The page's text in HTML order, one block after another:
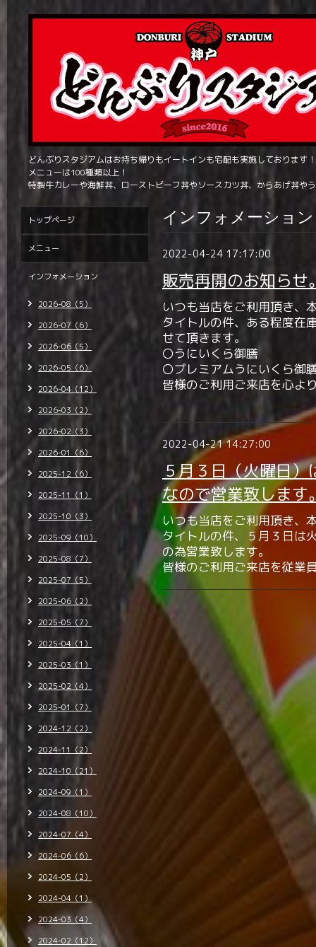
どんぶりスタジアムはお持ち帰りもイートインも宅配も実施しております！
メニューは100種類以上！
特製牛カレーや海鮮丼、ローストビーフ丼やソースカツ丼、からあげ丼や
インフォメーション
2022-04-24 17:17:00
販売再開のお知らせ
いつも当店をご利用頂き、
タイトルの件、ある程度在
せて頂きます。
〇うにいくら御膳
〇プレミアムうにいくら御
皆様のご利用ご来店を心よ
2022-04-21 14:27:00
５月３日（火曜日
なので営業致します
いつも当店をご利用頂き、
タイトルの件、５月３日は
の為営業致します。
皆様のご利用ご来店を従業
トップページ
メニュー
インフォメーション
2026-08（5）
2026-07（6）
2026-06（5）
2026-05（6）
2026-04（12）
2026-03（2）
2026-02（3）
2026-01（6）
2025-12（6）
2025-11（1）
2025-10（3）
2025-09（10）
2025-08（7）
2025-07（5）
2025-06（2）
2025-05（7）
2025-04（1）
2025-03（1）
2025-02（4）
2025-01（7）
2024-12（2）
2024-11（2）
2024-10（21）
2024-09（1）
2024-08（10）
2024-07（4）
2024-06（6）
2024-05（2）
2024-04（1）
2024-03（4）
2024-02（12）